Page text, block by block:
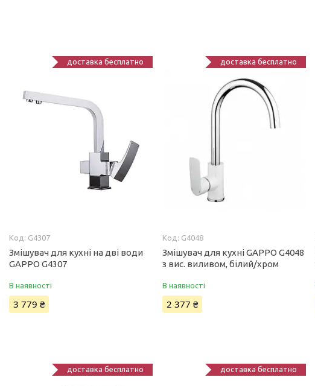
доставка бесплатно
G4307
Змішувач для кухні на дві води
GAPPO G4307
В наявності
3 779 ₴
доставка бесплатно
G4048
Змішувач для кухні GAPPO G4048
з вис. виливом, білий/хром
В наявності
2 377 ₴
доставка бесплатно доставка бесплатно